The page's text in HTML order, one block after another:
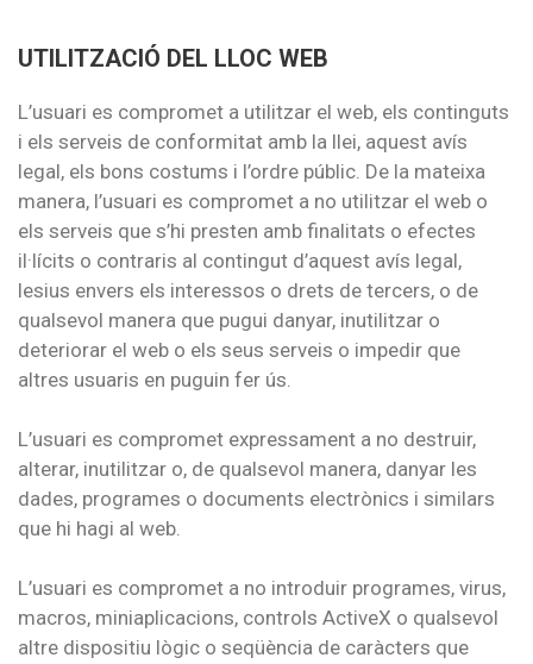
UTILITZACIÓ DEL LLOC WEB
L’usuari es compromet a utilitzar el web, els continguts
i els serveis de conformitat amb la llei, aquest avís
legal, els bons costums i l’ordre públic. De la mateixa
manera, l’usuari es compromet a no utilitzar el web o
els serveis que s’hi presten amb finalitats o efectes
il·lícits o contraris al contingut d’aquest avís legal,
lesius envers els interessos o drets de tercers, o de
qualsevol manera que pugui danyar, inutilitzar o
deteriorar el web o els seus serveis o impedir que
altres usuaris en puguin fer ús.
L’usuari es compromet expressament a no destruir,
alterar, inutilitzar o, de qualsevol manera, danyar les
dades, programes o documents electrònics i similars
que hi hagi al web.
L’usuari es compromet a no introduir programes, virus,
macros, miniaplicacions, controls ActiveX o qualsevol
altre dispositiu lògic o seqüència de caràcters que